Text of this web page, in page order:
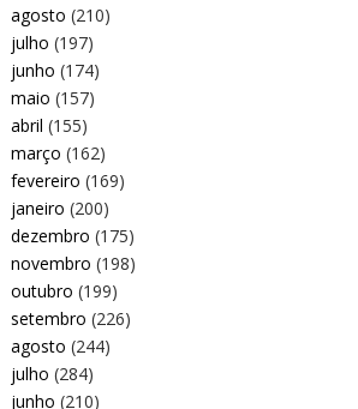
agosto (210)
julho (197)
junho (174)
maio (157)
abril (155)
março (162)
fevereiro (169)
janeiro (200)
dezembro (175)
novembro (198)
outubro (199)
setembro (226)
agosto (244)
julho (284)
junho (210)